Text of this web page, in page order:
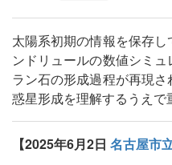
太陽系初期の情報を保存
ンドリュールの数値シミ
ラン石の形成過程が再現
惑星形成を理解するうえで
【2025年6月2日 名古屋市